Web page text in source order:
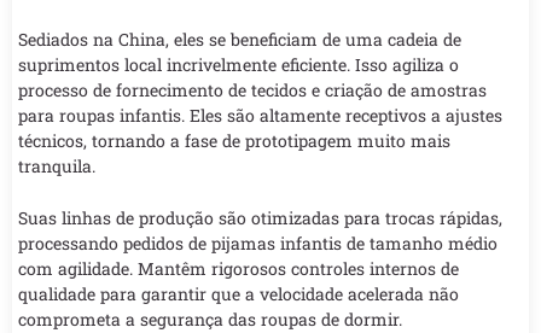
Sediados na China, eles se beneficiam de uma cadeia de
suprimentos local incrivelmente eficiente. Isso agiliza o
processo de fornecimento de tecidos e criação de amostras
para roupas infantis. Eles são altamente receptivos a ajustes
técnicos, tornando a fase de prototipagem muito mais
tranquila.
Suas linhas de produção são otimizadas para trocas rápidas,
processando pedidos de pijamas infantis de tamanho médio
com agilidade. Mantêm rigorosos controles internos de
qualidade para garantir que a velocidade acelerada não
comprometa a segurança das roupas de dormir.